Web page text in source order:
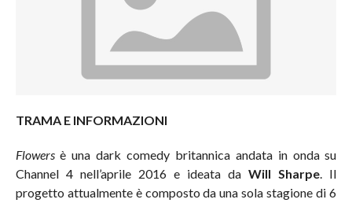
TRAMA E INFORMAZIONI
Flowersè una dark comedy britannica andata in onda su
Channel 4 nell’aprile 2016 e ideata da Will Sharpe. Il
progetto attualmente è composto da una sola stagione di 6